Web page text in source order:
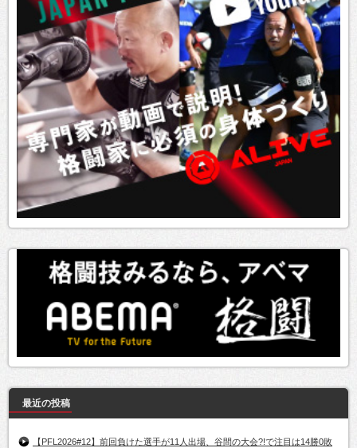
最近の投稿
【PFL2026#12】前回負けた選手が11人出場、谷間の大会?!で注目は14勝0敗